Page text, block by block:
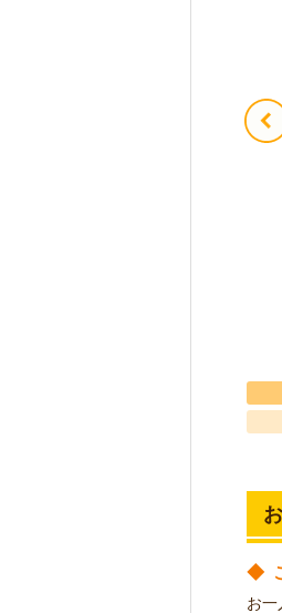
◆
お一